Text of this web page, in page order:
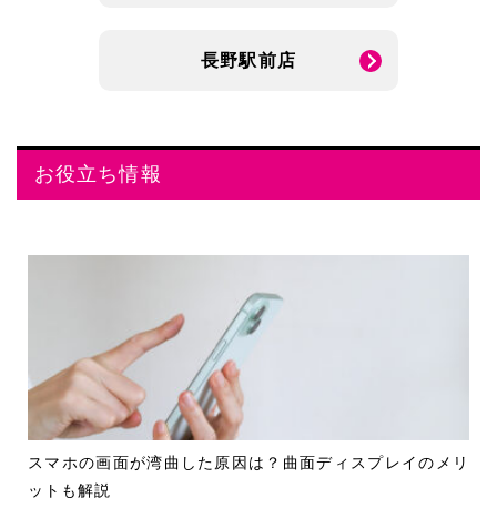
長野駅前店
お役立ち情報
スマホの画面が湾曲した原因は？曲面ディスプレイのメリ
ットも解説